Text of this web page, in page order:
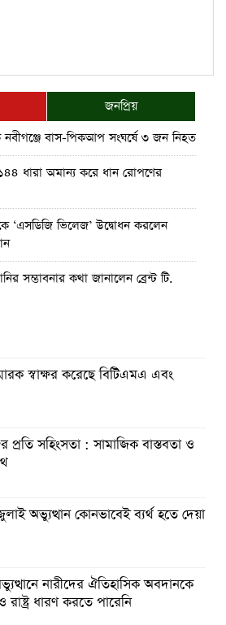
জনপ্রিয়
নবীগঞ্জে বাস-পিকআপ সংঘর্ষে ৩ জন নিহত
ধারা অমান্য করে ধান রোপণের
‘এসডিজি ভিলেজ’ উদ্বোধন করলেন
সম্ভাবনার কথা জানালেন ব্রেন্ট টি.
বার্ষিক সম্মেলনমনোনয়ন ফরম সংগ্রহ
রহস্যজনক মৃত্যু
দুই বছর পূর্তিতে বিএনপির আনন্দ মিছিল
খুঁটি সরাতে গিয়ে সরঞ্জাম ফেলে
পিস ইয়াবা সহ গ্রেফতার-৩
সংঘর্ষে পা বিচ্ছিন্ন হয়ে যুবকের
স্বাক্ষর করেছে বিটিএমএ এবং
প্রতি সহিংসতা : সামাজিক বাস্তবতা ও
অভ্যুত্থান কোনভাবেই ব্যর্থ হতে দেয়া
নারীদের ঐতিহাসিক অবদানকে
ধারণ করতে পারেনি